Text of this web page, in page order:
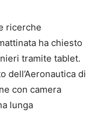
ricerche
ha chiesto
tramite tablet.
dell’Aeronautica di
con camera
lunga